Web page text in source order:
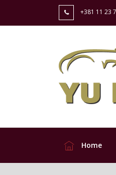
+381 11 23
Home